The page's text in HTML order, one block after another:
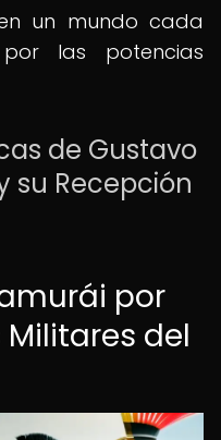
un mundo cada
las potencias
de Gustavo
su Recepción
por
del